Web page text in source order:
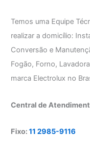
Temos uma Equipe
realizar a domicílio:
Conversão e
Fogão, Forno,
marca Electrolux no
Central de
Fixo:11 2985-9116